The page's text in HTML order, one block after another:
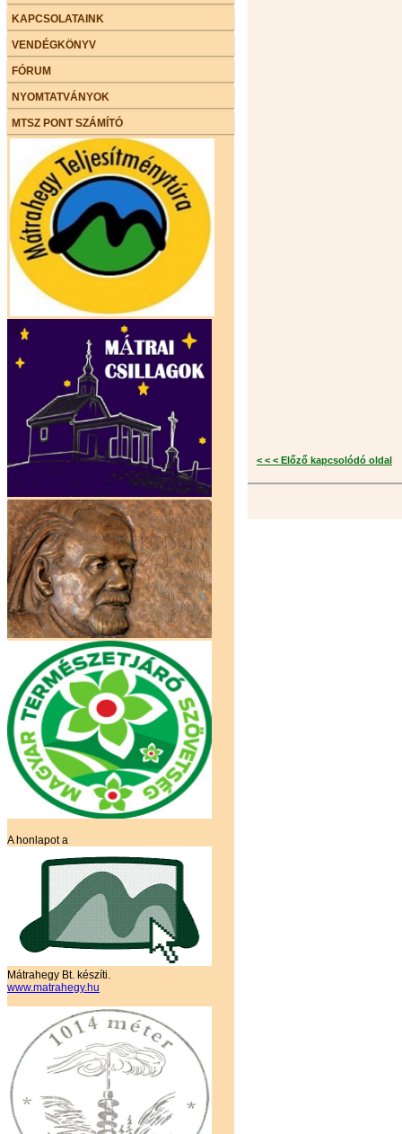
KAPCSOLATAINK
VENDÉGKÖNYV
FÓRUM
NYOMTATVÁNYOK
MTSZ PONT SZÁMÍTÓ
A honlapot a
Mátrahegy Bt. készíti.
www.matrahegy.hu
< < < Előző kapcsolódó oldal